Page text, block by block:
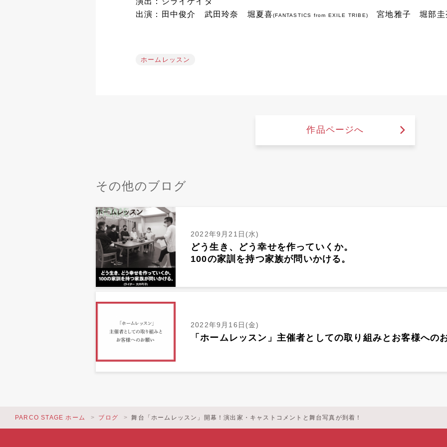
出演：田中俊介 武田玲奈 堀夏喜(FANTASTICS from EXILE TRIBE) 宮地雅子 堀部圭
ホームレッスン
作品ページへ
その他のブログ
2022年9月21日(水)
どう生き、どう幸せを作っていくか。
100の家訓を持つ家族が問いかける。
2022年9月16日(金)
「ホームレッスン」主催者としての取り組みとお客様への
PARCO STAGE ホーム ブログ 舞台「ホームレッスン」開幕！演出家・キャストコメントと舞台写真が到着！